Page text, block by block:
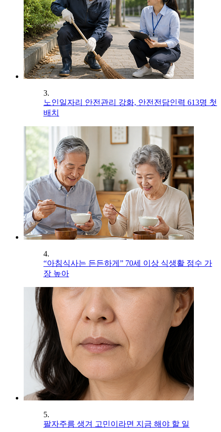
3.
노인일자리 안전관리 강화, 안전전담인력 613명 첫
배치
4.
“아침식사는 든든하게” 70세 이상 식생활 점수 가
장 높아
5.
팔자주름 생겨 고민이라면 지금 해야 할 일